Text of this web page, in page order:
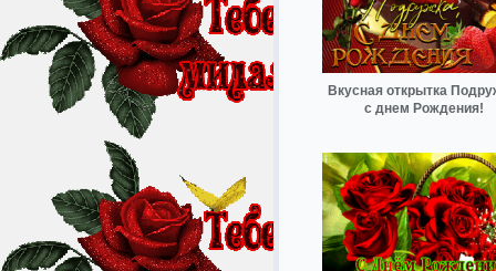
Вкусная открытка
с днем Рождения!